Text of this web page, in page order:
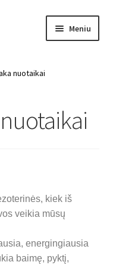
Meniu
nuotaikai
kiek iš
veikia mūsų
energingiausia
baimę, pyktį,